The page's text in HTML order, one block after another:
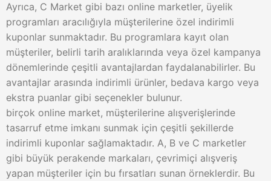
Ayrıca, C Market gibi bazı online marketler, üyelik
programları aracılığıyla müşterilerine özel indirimli
kuponlar sunmaktadır. Bu programlara kayıt olan
müşteriler, belirli tarih aralıklarında veya özel kampanya
dönemlerinde çeşitli avantajlardan faydalanabilirler. Bu
avantajlar arasında indirimli ürünler, bedava kargo veya
ekstra puanlar gibi seçenekler bulunur.
birçok online market, müşterilerine alışverişlerinde
tasarruf etme imkanı sunmak için çeşitli şekillerde
indirimli kuponlar sağlamaktadır. A, B ve C marketler
gibi büyük perakende markaları, çevrimiçi alışveriş
yapan müşteriler için bu fırsatları sunan örneklerdir. Bu